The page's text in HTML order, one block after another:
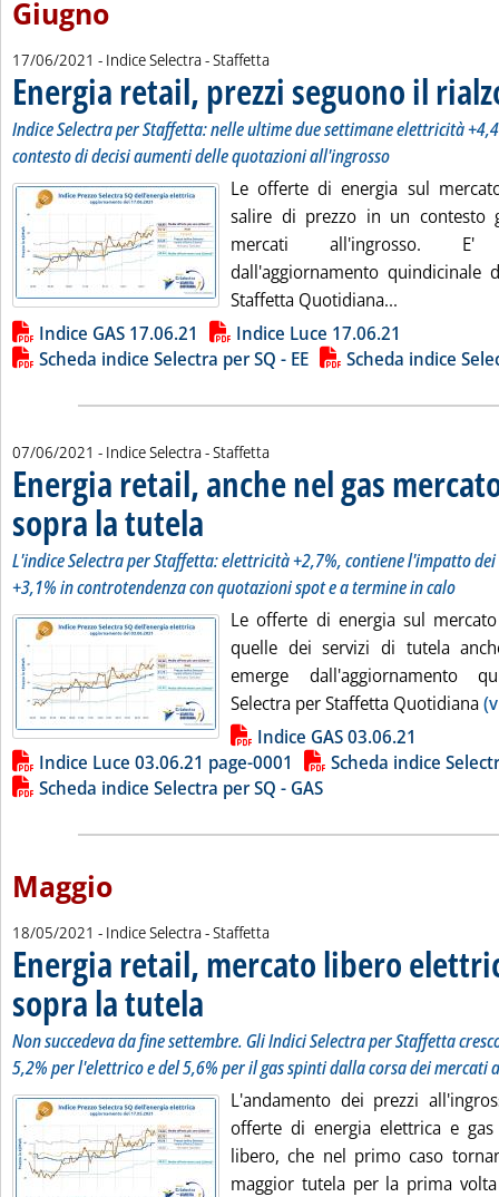
Giugno
17/06/2021 - Indice Selectra - Staffetta
Energia retail, prezzi seguono il
Indice Selectra per Staffetta: nelle ultime due settimane elettricità
contesto di decisi aumenti delle quotazioni all'ingrosso
Le offerte di energia sul
salire di prezzo in un contesto
mercati all'ingrosso. E'
dall'aggiornamento quindicinale
Staffetta Quotidiana...
Lista allegati PDF alla notizia
Indice GAS 17.06.21
Indice Luce 17.06.21
Scheda indice Selectra per SQ - EE
Scheda indice
07/06/2021 - Indice Selectra - Staffetta
Energia retail, anche nel gas
sopra la tutela . Sottotitolo: L'indice Selectra per Staffetta:
. Pubblicata lunedì 07 giugno 2021 alle 17.49.
L'indice Selectra per Staffetta: elettricità +2,7%, contiene l'impatto
+3,1% in controtendenza con quotazioni spot e a termine in calo
Le offerte di energia sul
quelle dei servizi di tutela
emerge dall'aggiornamento
Selectra per Staffetta Quotidiana
Lista allegati PDF alla notiziaIndice GAS 03.06.21
Indice Luce 03.06.21 page-0001
Scheda indice
Scheda indice Selectra per SQ - GAS
Maggio
18/05/2021 - Indice Selectra - Staffetta
Energia retail, mercato libero
sopra la tutela
Non succedeva da fine settembre. Gli Indici Selectra per Staffetta
5,2% per l'elettrico e del 5,6% per il gas spinti dalla corsa dei mercati
L'andamento dei prezzi
offerte di energia elettrica e
libero, che nel primo caso
maggior tutela per la prima